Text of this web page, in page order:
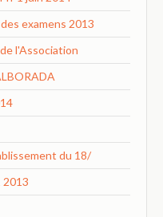
examens 2013
l'Association
du 18/
2013